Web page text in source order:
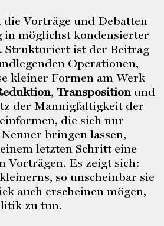
die Vorträge und Debatten
in möglichst kondensierter
Strukturiert ist der Beitrag
Operationen,
kleiner Formen am Werk
, Transpositionund
der Mannigfaltigkeit der
die sich nur
bringen lassen,
letzten Schritt eine
Vorträgen. Es zeigt sich:
so unscheinbar sie
auch erscheinen mögen,
zu tun.